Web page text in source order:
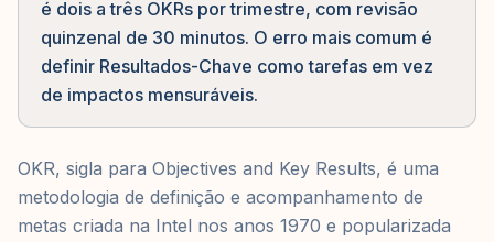
é dois a três OKRs por trimestre, com revisão
quinzenal de 30 minutos. O erro mais comum é
definir Resultados-Chave como tarefas em vez
de impactos mensuráveis.
OKR, sigla para Objectives and Key Results, é uma
metodologia de definição e acompanhamento de
metas criada na Intel nos anos 1970 e popularizada